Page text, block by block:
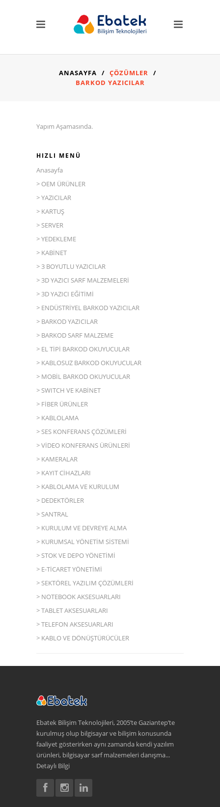
ÖZEL BÖLÜM
Dosyalar
KULLANICI İŞLEMLERİ
ANASAYFA / ÇÖZÜMLER
/
BARKOD YAZICILAR
Yapım Aşamasında.
HIZLI MENÜ
Anasayfa
> OEM ÜRÜNLER
> YAZICILAR
> KARTUŞ
> SERVER
> YEDEKLEME
> KABİNET
> 3 BOYUTLU YAZICILAR
> 3D YAZICI SARF MALZEMELERİ
> 3D YAZICI EĞİTİMİ
> ENDÜSTRİYEL BARKOD YAZICILAR
> BARKOD YAZICILAR
> BARKOD SARF MALZEME
> EL TİPİ BARKOD OKUYUCULAR
> KABLOSUZ BARKOD OKUYUCULAR
> MOBİL BARKOD OKUYUCULAR
> SWITCH VE KABİNET
> FİBER ÜRÜNLER
> KABLOLAMA
> SES KONFERANS ÇÖZÜMLERİ
> VİDEO KONFERANS ÜRÜNLERİ
> KAMERALAR
> KAYIT CİHAZLARI
> KABLOLAMA VE KURULUM
> DEDEKTÖRLER
> SANTRAL
> KURULUM VE DEVREYE ALMA
> KURUMSAL YÖNETİM SİSTEMİ
> STOK VE DEPO YÖNETİMİ
> E-TİCARET YÖNETİMİ
> SEKTÖREL YAZILIM ÇÖZÜMLERİ
> NOTEBOOK AKSESUARLARI
> TABLET AKSESUARLARI
> TELEFON AKSESUARLARI
> KABLO VE DÖNÜŞTÜRÜCÜLER
Ebatek Bilişim Teknolojileri, 2005’te Gaziantep’te
kurulmuş olup bilgisayar ve bilişim konusunda
faaliyet gösterirken aynı zamanda kendi yazılım
ürünleri, bilgisayar sarf malzemeleri danışma...
Detaylı Bilgi